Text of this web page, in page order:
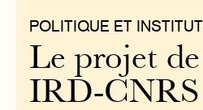
POLITIQUE ET
Le projet
IRD-CNRS